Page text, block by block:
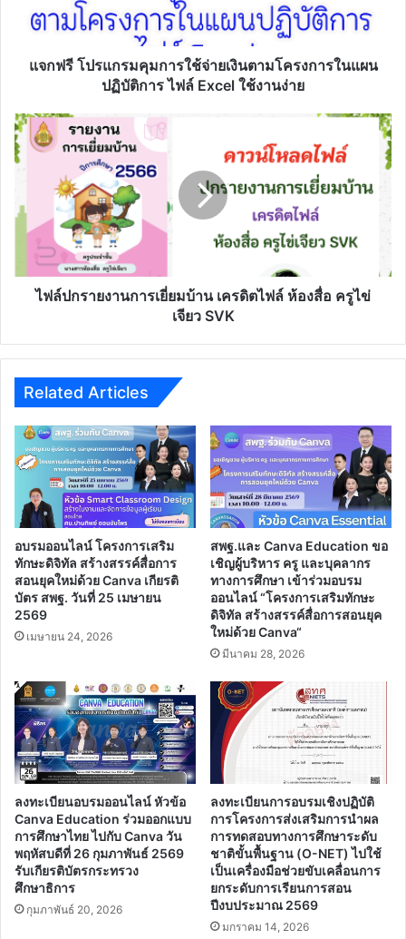
โครงการ
ปฏิบัติ
การ
ไฟล์
งาน
ง่าย
แจกฟรี โปรแกรมคุมการใช้จ่ายเงินตามโครงการในแผน
ปฏิบัติการ ไฟล์ Excel ใช้งานง่าย
ไฟล์
ปก
รายงาน
บ้าน
เครดิต
ห้อง
ไฟล์ปกรายงานการเยี่ยมบ้าน เครดิตไฟล์ ห้องสื่อ ครูไข่
เจียว SVK
Related Articles
อบรมออนไลน์ โครงการเสริม
ทักษะดิจิทัล สร้างสรรค์สื่อการ
สอนยุคใหม่ด้วย Canva เกียรติ
บัตร สพฐ. วันที่ 25 เมษายน
2569
เมษายน 24, 2026
สพฐ.และ Canva Education ขอ
เชิญผู้บริหาร ครู และบุคลากร
ทางการศึกษา เข้าร่วมอบรม
ออนไลน์ “โครงการเสริมทักษะ
ดิจิทัล สร้างสรรค์สื่อการสอนยุค
ใหม่ด้วย Canva“
มีนาคม 28, 2026
ลงทะเบียนอบรมออนไลน์ หัวข้อ
Canva Education ร่วมออกแบบ
การศึกษาไทย ไปกับ Canva วัน
พฤหัสบดีที่ 26 กุมภาพันธ์ 2569
รับเกียรติบัตรกระทรวง
ศึกษาธิการ
กุมภาพันธ์ 20, 2026
ลงทะเบียนการอบรมเชิงปฏิบัติ
การโครงการส่งเสริมการนำผล
การทดสอบทางการศึกษาระดับ
ชาติขั้นพื้นฐาน (O-NET) ไปใช้
เป็นเครื่องมือช่วยขับเคลื่อนการ
ยกระดับการเรียนการสอน
ปีงบประมาณ 2569
มกราคม 14, 2026